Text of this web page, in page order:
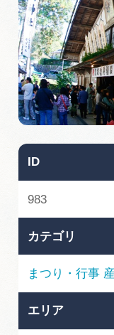
スポット・
イベント
グルメ
旅の予約
ぎふ旅レポ
早わかり岐
買い物・お
ID
983
カテゴリ
まつり・行事
エリア